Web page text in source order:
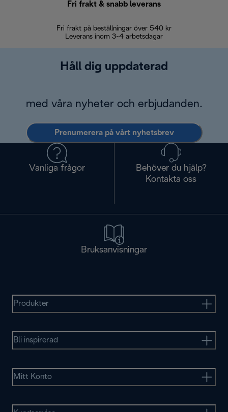
Fri frakt & snabb leverans
Fri frakt på beställningar över 540 kr
Leverans inom 3-4 arbetsdagar
Håll dig uppdaterad
med våra nyheter och erbjudanden.
Prenumerera på vårt nyhetsbrev
Vanliga frågor
Behöver du hjälp?
Kontakta oss
Bruksanvisningar
Produkter
Bli inspirerad
Mitt Konto